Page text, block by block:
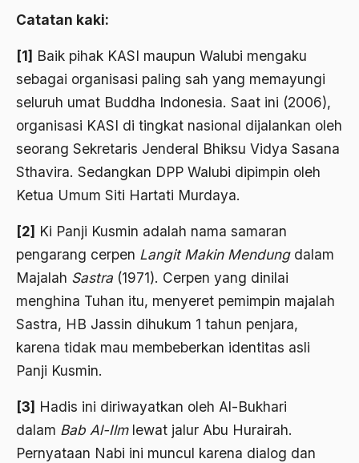
Catatan kaki:
[1] Baik pihak KASI maupun Walubi mengaku
sebagai organisasi paling sah yang memayungi
seluruh umat Buddha Indonesia. Saat ini (2006),
organisasi KASI di tingkat nasional dijalankan oleh
seorang Sekretaris Jenderal Bhiksu Vidya Sasana
Sthavira. Sedangkan DPP Walubi dipimpin oleh
Ketua Umum Siti Hartati Murdaya.
[2] Ki Panji Kusmin adalah nama samaran
pengarang cerpen Langit Makin Mendung dalam
Majalah Sastra (1971). Cerpen yang dinilai
menghina Tuhan itu, menyeret pemimpin majalah
Sastra, HB Jassin dihukum 1 tahun penjara,
karena tidak mau membeberkan identitas asli
Panji Kusmin.
[3] Hadis ini diriwayatkan oleh Al-­Bukhari
dalam Bab Al-Ilm lewat jalur Abu Hurairah.
Pernyataan Nabi ini muncul karena dialog dan
Al-Ghazali
Al-Ikhwanul Muslimin
al-Khalil Ibnu Ahmad al-Farahidi
Al-Maududi
Al-qua'an dan Hadist
al-quran
Alexander Solzhenitsyin
Ali Khomeini
Ali Murtopo
Ali Shariati
Ali Sidikin
Ali Syahbana
Aliran AHmadiyah
Aliran Kepercayaan